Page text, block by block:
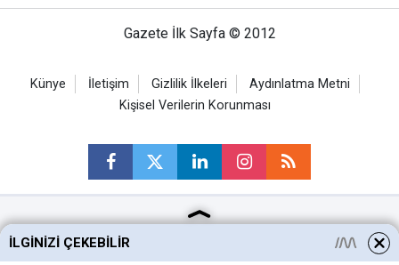
Gazete İlk Sayfa © 2012
Künye İletişim Gizlilik İlkeleri
Aydınlatma Metni
Kişisel Verilerin Korunması
Ankara Haberleri
İLGINIZI ÇEKEBILIR